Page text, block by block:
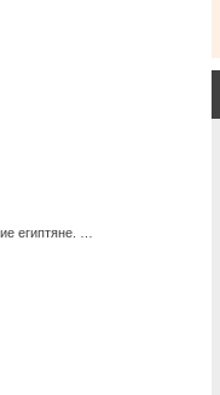
египтяне. …